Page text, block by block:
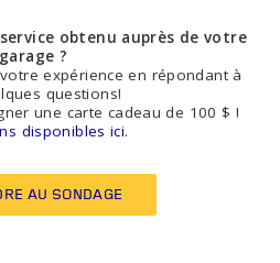
obtenu auprès de votre
garage ?
expérience en répondant à
questions!
une carte cadeau de 100 $ !
disponibles ici.
AU SONDAGE